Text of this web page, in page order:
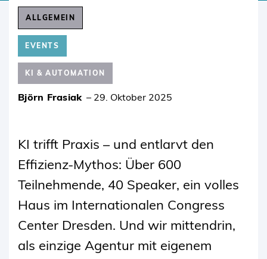
ALLGEMEIN
EVENTS
KI & AUTOMATION
Björn Frasiak – 29. Oktober 2025
KI trifft Praxis – und entlarvt den
Effizienz-Mythos: Über 600
Teilnehmende, 40 Speaker, ein volles
Haus im Internationalen Congress
Center Dresden. Und wir mittendrin,
als einzige Agentur mit eigenem